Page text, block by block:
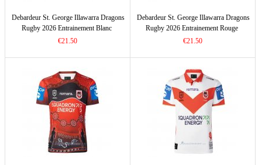
Debardeur St. George Illawarra Dragons
Rugby 2026 Entrainement Blanc
€21.50
Debardeur St. George Illawarra Dragons
Rugby 2026 Entrainement Rouge
€21.50